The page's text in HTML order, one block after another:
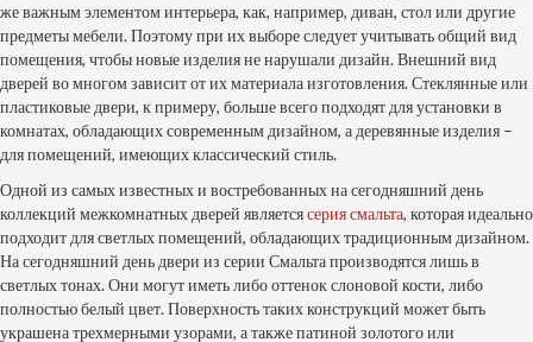
же важным элементом интерьера, как, например, диван, стол или другие
предметы мебели. Поэтому при их выборе следует учитывать общий вид
помещения, чтобы новые изделия не нарушали дизайн. Внешний вид
дверей во многом зависит от их материала изготовления. Стеклянные или
пластиковые двери, к примеру, больше всего подходят для установки в
комнатах, обладающих современным дизайном, а деревянные изделия –
для помещений, имеющих классический стиль.
Одной из самых известных и востребованных на сегодняшний день
коллекций межкомнатных дверей являетсясерия смальта, которая идеально
подходит для светлых помещений, обладающих традиционным дизайном.
На сегодняшний день двери из серии Смальта производятся лишь в
светлых тонах. Они могут иметь либо оттенок слоновой кости, либо
полностью белый цвет. Поверхность таких конструкций может быть
украшена трехмерными узорами, а также патиной золотого или